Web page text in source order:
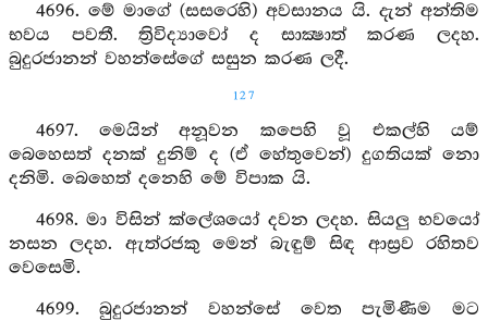
4696. මේ මාගේ (සසරෙහි) අවසානය යි. දැන් අන්තිම
භවය පවතී. ත්‍රිවිද්‍යාවෝ ද සාක්‍ෂාත් කරණ ලදහ.
බුදුරජානන් වහන්සේගේ සසුන කරණ ලදී.
127
4697. මෙයින් අනූවන කපෙහි වූ එකල්හි යම්
බෙහෙසත් දනක් දුනිම් ද (ඒ හේතුවෙන්) දුගතියක් නො
දනිමි. බෙහෙත් දනෙහි මේ විපාක යි.
4698. මා විසින් ක්ලේශයෝ දවන ලදහ. සියලු භවයෝ
නසන ලදහ. ඇත්රජකු මෙන් බැඳුම් සිඳ ආස්‍රව රහිතව
වෙසෙමි.
4699. බුදුරජානන් වහන්සේ වෙත පැමිණීම මට